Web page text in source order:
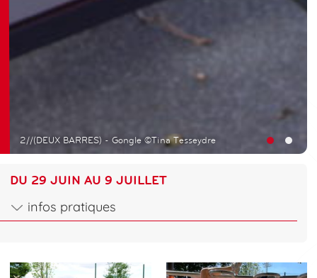
2//(DEUX BARRES) - Gongle ©Tina Tesseydre
DU 29 JUIN AU 9 JUILLET
infos pratiques